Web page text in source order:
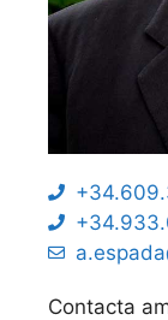
Contacta